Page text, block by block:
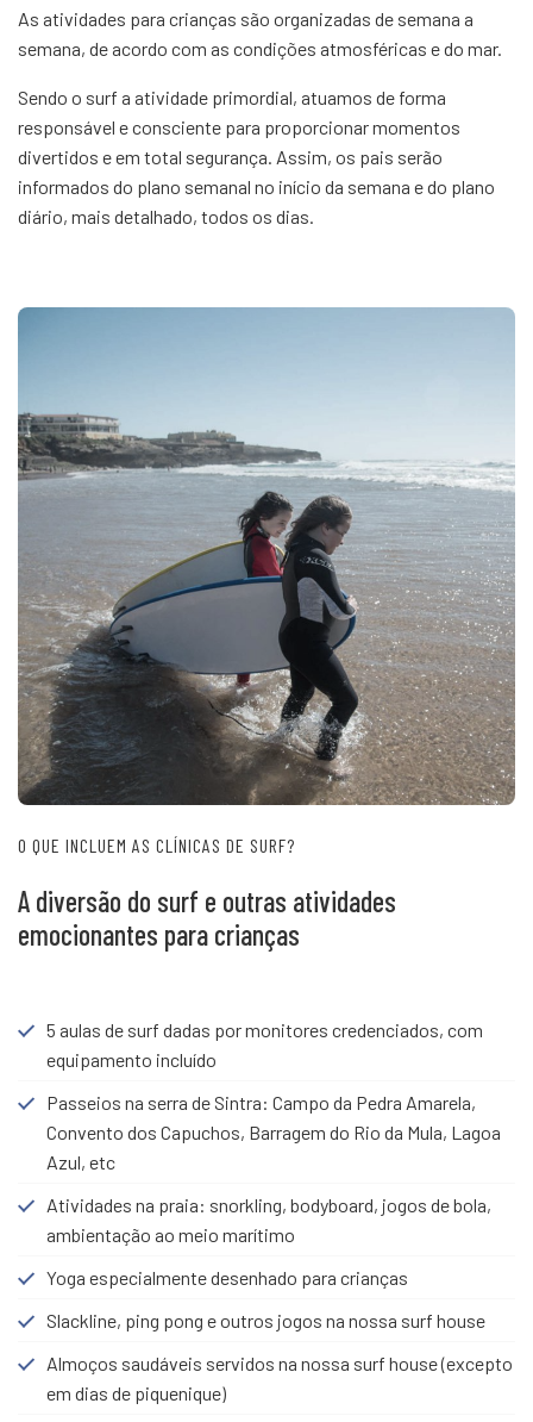
As atividades para crianças são organizadas de semana a
semana, de acordo com as condições atmosféricas e do mar.
Sendo o surf a atividade primordial, atuamos de forma
responsável e consciente para proporcionar momentos
divertidos e em total segurança. Assim, os pais serão
informados do plano semanal no início da semana e do plano
diário, mais detalhado, todos os dias.
O QUE INCLUEM AS CLÍNICAS DE SURF?
A diversão do surf e outras atividades
emocionantes para crianças
5 aulas de surf dadas por monitores credenciados, com
equipamento incluído
Passeios na serra de Sintra: Campo da Pedra Amarela,
Convento dos Capuchos, Barragem do Rio da Mula, Lagoa
Azul, etc
Atividades na praia: snorkling, bodyboard, jogos de bola,
ambientação ao meio marítimo
Yoga especialmente desenhado para crianças
Slackline, ping pong e outros jogos na nossa surf house
Almoços saudáveis servidos na nossa surf house (excepto
em dias de piquenique)